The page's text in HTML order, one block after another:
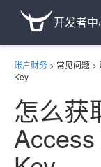
开发者中
账户财务 > 常见问题 >
Key
怎么获